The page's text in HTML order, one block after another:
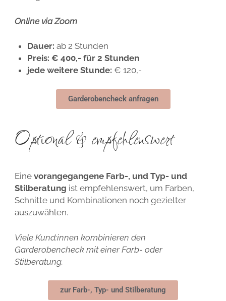
Online via Zoom
Dauer: ab 2 Stunden
Preis: € 400,- für 2 Stunden
jede weitere Stunde: € 120,-
Garderobencheck anfragen
Optional & empfehlenswert
Eine vorangegangene Farb-, und Typ- und
Stilberatung ist empfehlenswert, um Farben,
Schnitte und Kombinationen noch gezielter
auszuwählen.
Viele Kund:innen kombinieren den
Garderobencheck mit einer Farb- oder
Stilberatung.
zur Farb-, Typ- und Stilberatung